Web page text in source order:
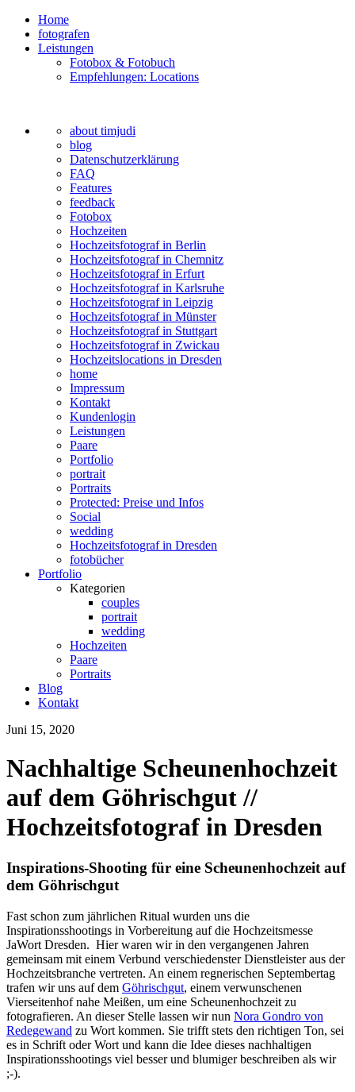
Home
fotografen
Leistungen
Fotobox & Fotobuch
Empfehlungen: Locations
about timjudi
blog
Datenschutzerklärung
FAQ
Features
feedback
Fotobox
Hochzeiten
Hochzeitsfotograf in Berlin
Hochzeitsfotograf in Chemnitz
Hochzeitsfotograf in Erfurt
Hochzeitsfotograf in Karlsruhe
Hochzeitsfotograf in Leipzig
Hochzeitsfotograf in Münster
Hochzeitsfotograf in Stuttgart
Hochzeitsfotograf in Zwickau
Hochzeitslocations in Dresden
home
Impressum
Kontakt
Kundenlogin
Leistungen
Paare
Portfolio
portrait
Portraits
Protected: Preise und Infos
Social
wedding
Hochzeitsfotograf in Dresden
fotobücher
Portfolio
Kategorien
couples
portrait
wedding
Hochzeiten
Paare
Portraits
Blog
Kontakt
Juni 15, 2020
Nachhaltige Scheunenhochzeit
auf dem Göhrischgut //
Hochzeitsfotograf in Dresden
Inspirations-Shooting für eine Scheunenhochzeit auf
dem Göhrischgut
Fast schon zum jährlichen Ritual wurden uns die
Inspirationsshootings in Vorbereitung auf die Hochzeitsmesse
JaWort Dresden. Hier waren wir in den vergangenen Jahren
gemeinsam mit einem Verbund verschiedenster Dienstleister aus der
Hochzeitsbranche vertreten. An einem regnerischen Septembertag
trafen wir uns auf dem Göhrischgut, einem verwunschenen
Vierseitenhof nahe Meißen, um eine Scheunenhochzeit zu
fotografieren. An dieser Stelle lassen wir nun Nora Gondro von
Redegewand zu Wort kommen. Sie trifft stets den richtigen Ton, sei
es in Schrift oder Wort und kann die Idee dieses nachhaltigen
Inspirationsshootings viel besser und blumiger beschreiben als wir
;-).